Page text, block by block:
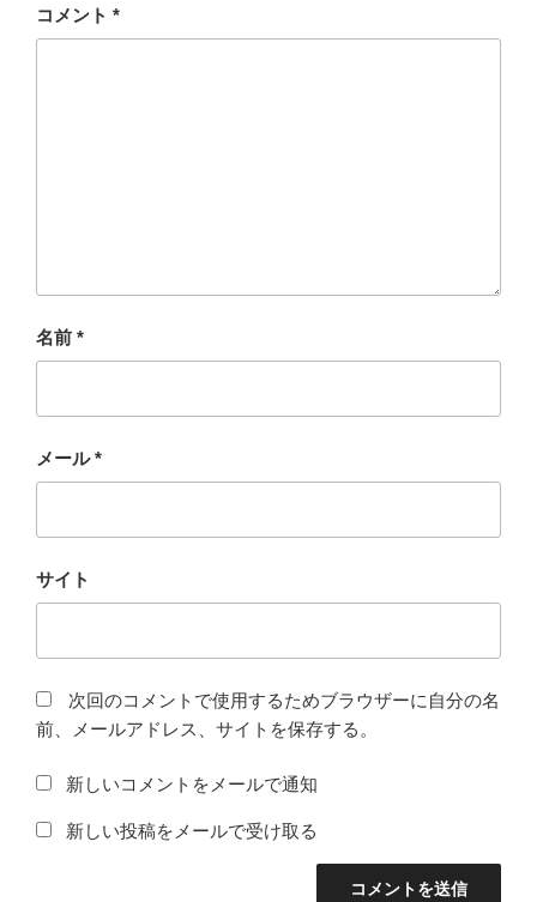
コメント *
名前 *
メール*
サイト
次回のコメントで使用するためブラウザーに自分の名
前、メールアドレス、サイトを保存する。
新しいコメントをメールで通知
新しい投稿をメールで受け取る